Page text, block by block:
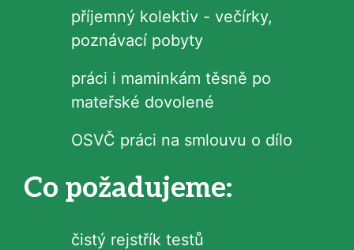
příjemný kolektiv - večírky,
poznávací pobyty
práci i maminkám těsně po
mateřské dovolené
OSVČ práci na smlouvu o dílo
Co požadujeme:
čistý rejstřík testů